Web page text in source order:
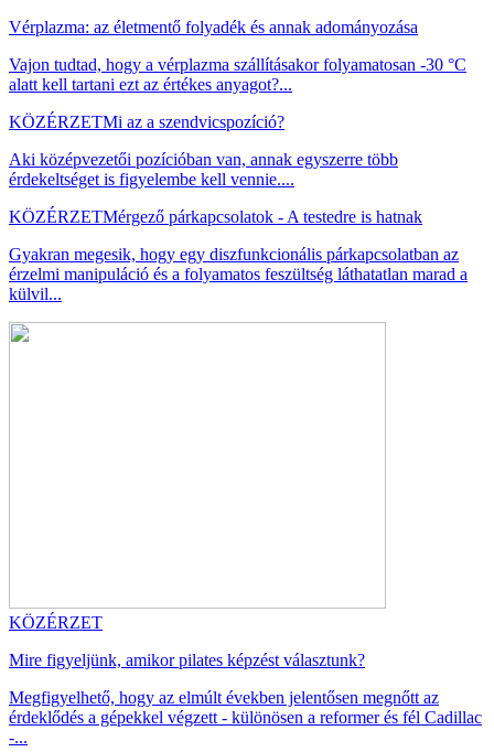
Vérplazma: az életmentő folyadék és annak adományozása
Vajon tudtad, hogy a vérplazma szállításakor folyamatosan -30 °C
alatt kell tartani ezt az értékes anyagot?...
KÖZÉRZETMi az a szendvicspozíció?
Aki középvezetői pozícióban van, annak egyszerre több
érdekeltséget is figyelembe kell vennie....
KÖZÉRZETMérgező párkapcsolatok - A testedre is hatnak
Gyakran megesik, hogy egy diszfunkcionális párkapcsolatban az
érzelmi manipuláció és a folyamatos feszültség láthatatlan marad a
külvil...
KÖZÉRZET
Mire figyeljünk, amikor pilates képzést választunk?
Megfigyelhető, hogy az elmúlt években jelentősen megnőtt az
érdeklődés a gépekkel végzett - különösen a reformer és fél Cadillac
-...